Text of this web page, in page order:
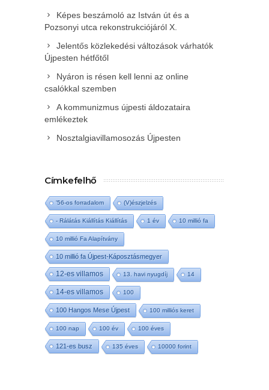
Képes beszámoló az István út és a
Pozsonyi utca rekonstrukciójáról X.
Jelentős közlekedési változások várhatók
Újpesten hétfőtől
Nyáron is résen kell lenni az online
csalókkal szemben
A kommunizmus újpesti áldozataira
emlékeztek
Nosztalgiavillamosozás Újpesten
Címkefelhő
'56-os forradalom (V)észjelzés
- Rálátás Kiállítás Kiállítás 1 év 10 millió fa
10 millió Fa Alapítvány
10 millió fa Újpest-Káposztásmegyer
12-es villamos 13. havi nyugdíj 14
14-es villamos 100
100 Hangos Mese Újpest 100 milliós keret
100 nap 100 év 100 éves
121-es busz 135 éves 10000 forint